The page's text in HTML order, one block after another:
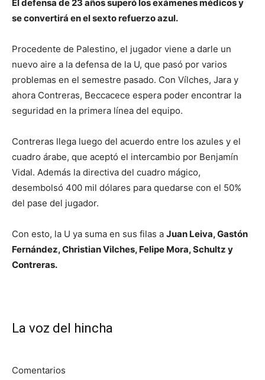
El defensa de 23 años superó los exámenes médicos y
se convertirá en el sexto refuerzo azul.
Procedente de Palestino, el jugador viene a darle un
nuevo aire a la defensa de la U, que pasó por varios
problemas en el semestre pasado. Con Vílches, Jara y
ahora Contreras, Beccacece espera poder encontrar la
seguridad en la primera línea del equipo.
Contreras llega luego del acuerdo entre los azules y el
cuadro árabe, que aceptó el intercambio por Benjamín
Vidal. Además la directiva del cuadro mágico,
desembolsó 400 mil dólares para quedarse con el 50%
del pase del jugador.
Con esto, la U ya suma en sus filas a Juan Leiva, Gastón
Fernández, Christian Vilches, Felipe Mora, Schultz y
Contreras.
La voz del hincha
Comentarios